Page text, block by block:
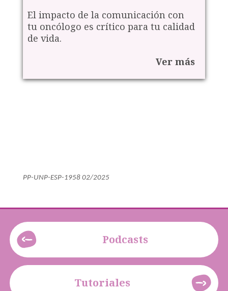
El impacto de la comunicación con
tu oncólogo es crítico para tu calidad
de vida.
Ver más
PP-UNP-ESP-1958 02/2025
Podcasts
Tutoriales